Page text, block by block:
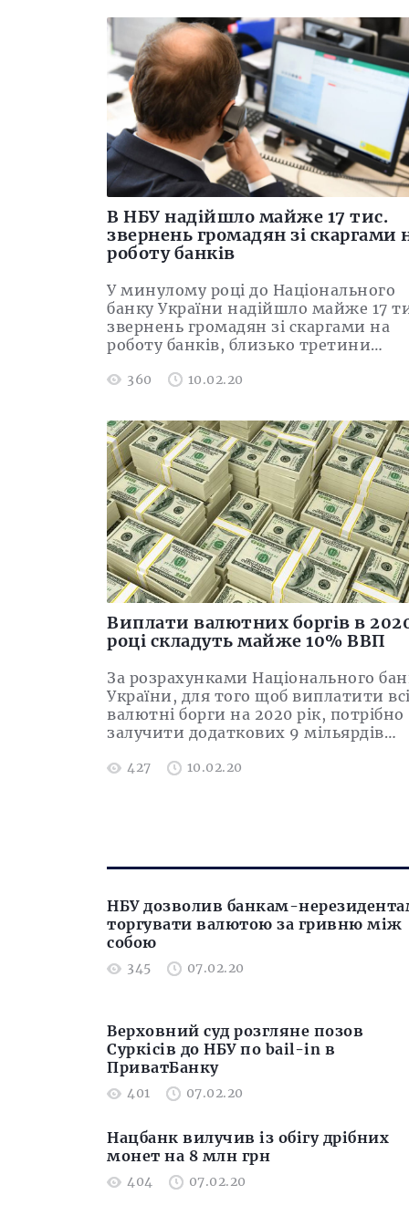
В НБУ надійшло майже 17 тис.
звернень громадян зі скаргами
роботу банків
У минулому році до Національного
банку України надійшло майже 17
звернень громадян зі скаргами на
роботу банків, близько третини…
360 10.02.20
Виплати валютних боргів в
році складуть майже 10% ВВП
За розрахунками Національного
України, для того щоб виплатити
валютні борги на 2020 рік, потрібно
залучити додаткових 9 мільярдів…
427 10.02.20
НБУ дозволив банкам-
торгувати валютою за гривню між
собою
345 07.02.20
Верховний cуд розгляне позов
Суркісів до НБУ по bail-in в
ПриватБанку
401 07.02.20
Нацбанк вилучив із обігу дрібних
монет на 8 млн грн
404 07.02.20